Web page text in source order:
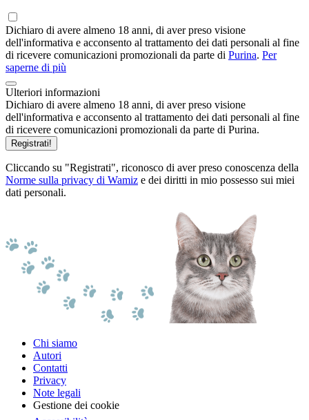
Dichiaro di avere almeno 18 anni, di aver preso visione
dell'informativa e acconsento al trattamento dei dati personali al fine
di ricevere comunicazioni promozionali da parte di Purina. Per
saperne di più
Ulteriori informazioni
Dichiaro di avere almeno 18 anni, di aver preso visione
dell'informativa e acconsento al trattamento dei dati personali al fine
di ricevere comunicazioni promozionali da parte di Purina.
Registrati!
Cliccando su "Registrati", riconosco di aver preso conoscenza della
Norme sulla privacy di Wamiz e dei diritti in mio possesso sui miei
dati personali.
Chi siamo
Autori
Contatti
Privacy
Note legali
Gestione dei cookie